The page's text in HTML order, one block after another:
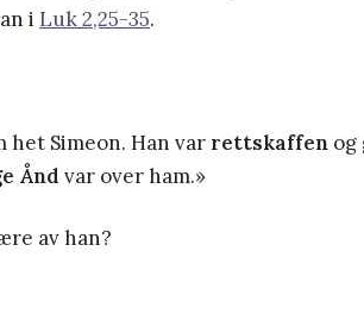
i Luk 2,25-35.
het Simeon. Han var rettskaffen og
Ånd var over ham.»
av han?